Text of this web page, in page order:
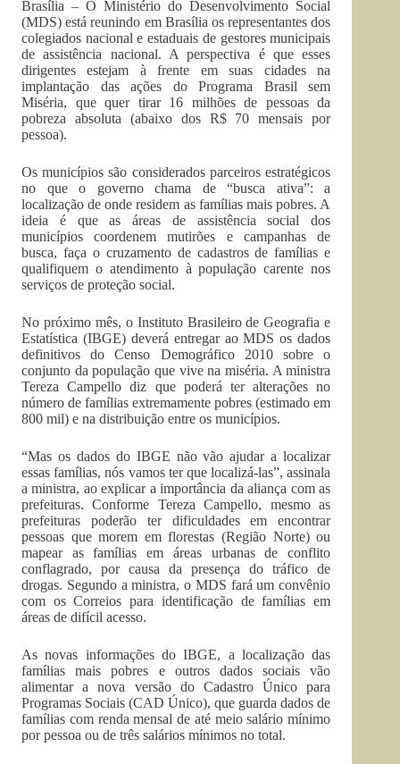
Brasília – O Ministério do Desenvolvimento Social
(MDS) está reunindo em Brasília os representantes dos
colegiados nacional e estaduais de gestores municipais
de assistência nacional. A perspectiva é que esses
dirigentes estejam à frente em suas cidades na
implantação das ações do Programa Brasil sem
Miséria, que quer tirar 16 milhões de pessoas da
pobreza absoluta (abaixo dos R$ 70 mensais por
pessoa).
Os municípios são considerados parceiros estratégicos
no que o governo chama de “busca ativa”: a
localização de onde residem as famílias mais pobres. A
ideia é que as áreas de assistência social dos
municípios coordenem mutirões e campanhas de
busca, faça o cruzamento de cadastros de famílias e
qualifiquem o atendimento à população carente nos
serviços de proteção social.
No próximo mês, o Instituto Brasileiro de Geografia e
Estatística (IBGE) deverá entregar ao MDS os dados
definitivos do Censo Demográfico 2010 sobre o
conjunto da população que vive na miséria. A ministra
Tereza Campello diz que poderá ter alterações no
número de famílias extremamente pobres (estimado em
800 mil) e na distribuição entre os municípios.
“Mas os dados do IBGE não vão ajudar a localizar
essas famílias, nós vamos ter que localizá-las”, assinala
a ministra, ao explicar a importância da aliança com as
prefeituras. Conforme Tereza Campello, mesmo as
prefeituras poderão ter dificuldades em encontrar
pessoas que morem em florestas (Região Norte) ou
mapear as famílias em áreas urbanas de conflito
conflagrado, por causa da presença do tráfico de
drogas. Segundo a ministra, o MDS fará um convênio
com os Correios para identificação de famílias em
áreas de difícil acesso.
As novas informações do IBGE, a localização das
famílias mais pobres e outros dados sociais vão
alimentar a nova versão do Cadastro Único para
Programas Sociais (CAD Único), que guarda dados de
famílias com renda mensal de até meio salário mínimo
por pessoa ou de três salários mínimos no total.